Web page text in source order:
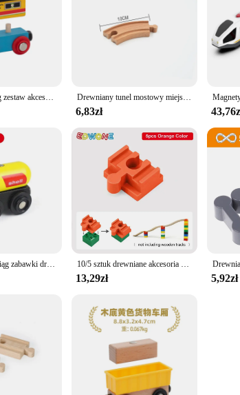
Drewniany pociąg zestaw akcesoriów zabawka samochód drewniany tor zabawka samochód kompatybilny ze wszystkimi głównymi markami prezent dla małych dzieci i dzieci Drewniany tunel mostowy miejski wiadukt kolejowy samochód zabawkowy połączony tor kolejowy drewniane akcesoria bukowy gramofon do DII
6,83zł
Magnetyczny pociąg zabawki drewniane akcesoria pociągowe Anime James lokomotywa samochód pojazdy kolejowe pociągi torowe zabawki prezenty dla dzieci 10/5 sztuk drewniane akcesoria do torów kolejowych plastikowe klocki Adapter drewniane złącza torów pasujące do torów kolejowych zabawki
13,29zł 5,92zł